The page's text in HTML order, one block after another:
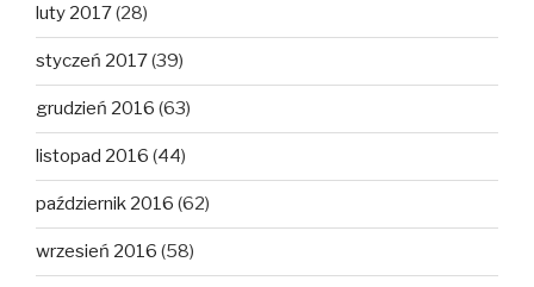
luty 2017(28)
styczeń 2017(39)
grudzień 2016 (63)
listopad 2016 (44)
październik 2016 (62)
wrzesień 2016 (58)